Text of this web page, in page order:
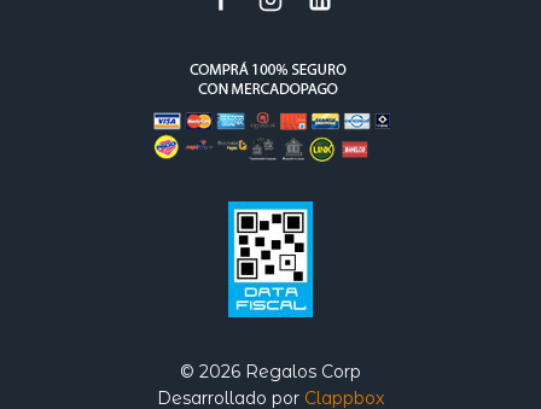
© 2026 Regalos Corp
Desarrollado por Clappbox